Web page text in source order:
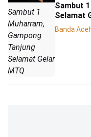
Sambut 1
Muharram,
Gampong
Tanjung
Selamat Gelar
MTQ
Sambut
Selamat
Banda